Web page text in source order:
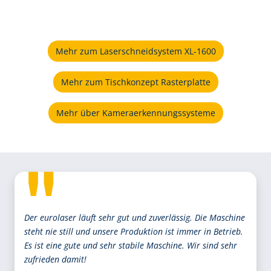
Mehr zum Laserschneidsystem XL-1600
Mehr zum Tischkonzept Rasterplatte
Mehr über Kameraerkennungssysteme
Der eurolaser läuft sehr gut und zuverlässig. Die Maschine
steht nie still und unsere Produktion ist immer in Betrieb.
Es ist eine gute und sehr stabile Maschine. Wir sind sehr
zufrieden damit!